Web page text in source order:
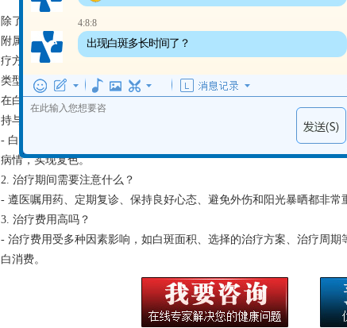
除了专业的白癜风专科医院，安徽省内也有一些大型正规医院的皮肤
附属医院皮肤科、安徽省立医院皮肤科、合肥市一人民医院皮肤科等
疗方面也积累了丰富的经验。患者可以根据自身情况和需求，多方考
类型的医院，核心都在于找到“滁州白癜风专业医院”所代表的那种专业
在白癜风的恢复之路上，选择一间专业的医疗机构是迈向成功的一步
持与希望。关于白癜风的治疗，您可能还有以下疑问：1. 白癜风能尽量
- 白癜风的治疗的效果因人而异，早期、面积小的白斑恢复率较高，但
病情，实现复色。
2. 治疗期间需要注意什么？
- 遵医嘱用药、定期复诊、保持良好心态、避免外伤和阳光暴晒都非常
3. 治疗费用高吗？
- 治疗费用受多种因素影响，如白斑面积、选择的治疗方案、治疗周期
白消费。
4:8:8
出现白斑多长时间了？